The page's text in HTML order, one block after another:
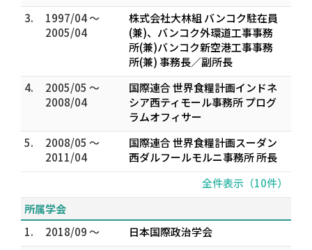
3.
1997/04 ～
2005/04
株式会社大林組 バンコク駐在員
(兼)、バンコク外環道工事事務
所(兼)バンコク新空港工事事務
所(兼) 事務長／副所長
4.
2005/05 ～
2008/04
国際連合 世界食糧計画インドネ
シア西ティモール事務所 プログ
ラムオフィサー
5.
2008/05 ～
2011/04
国際連合 世界食糧計画スーダン
西ダルフールモルニ事務所 所長
全件表示（10件）
所属学会
1.
2018/09 ～
日本国際政治学会